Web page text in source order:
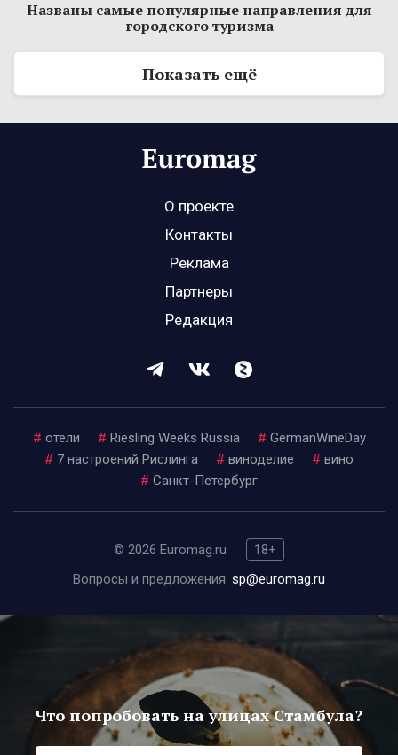
Названы самые популярные направления для
городского туризма
Показать ещё
О проекте
Контакты
Реклама
Партнеры
Редакция
# отели # Riesling Weeks Russia # GermanWineDay
# 7 настроений Рислинга # виноделие # вино
# Санкт-Петербург
© 2026 Euromag.ru
18+
Вопросы и предложения: sp@euromag.ru
Что попробовать на улицах Стамбула?